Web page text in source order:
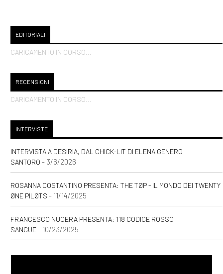
EDITORIALI
CARICAMENTO IN CORSO...
RECENSIONI
CARICAMENTO IN CORSO...
INTERVISTE
INTERVISTA A DESIRIA, DAL CHICK-LIT DI ELENA GENERO
SANTORO - 3/6/2026
ROSANNA COSTANTINO PRESENTA: THE TØP - IL MONDO DEI TWENTY
ØNE PILØTS - 11/14/2025
FRANCESCO NUCERA PRESENTA: 118 CODICE ROSSO
SANGUE- 10/23/2025